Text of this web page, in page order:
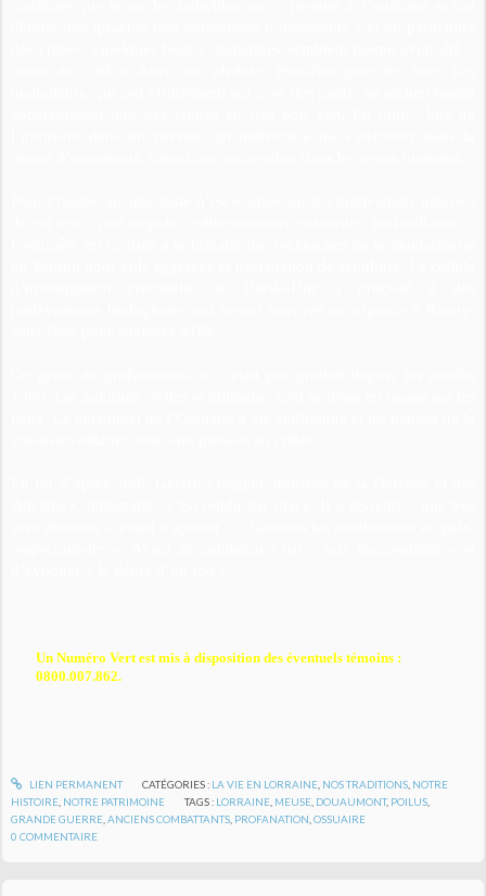
Un Numéro Vert est mis à disposition des éventuels témoins :
0800.007.862.
LIEN PERMANENT CATÉGORIES : LA VIE EN LORRAINE, NOS TRADITIONS, NOTRE
HISTOIRE NOTRE PATRIMOINE TAGS : LORRAINE MEUSE DOUAUMONT, POILUS
GRANDE GUERRE ,ANCIENS COMBATTANTS PROFANATION ,OSSUAIRE
0 COMMENTAIRE